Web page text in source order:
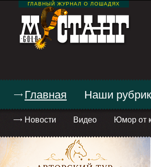
ГЛАВНЫЙ ЖУРНАЛ О ЛОШАДЯХ
Главная
Новости Видео Юмор от
Наши